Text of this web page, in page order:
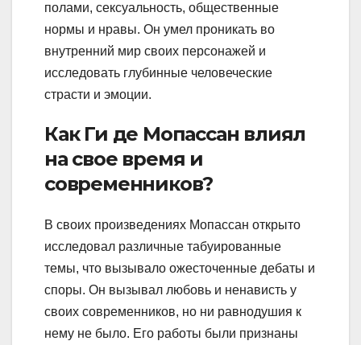
полами, сексуальность, общественные
нормы и нравы. Он умел проникать во
внутренний мир своих персонажей и
исследовать глубинные человеческие
страсти и эмоции.
Как Ги де Мопассан влиял
на свое время и
современников?
В своих произведениях Мопассан открыто
исследовал различные табуированные
темы, что вызывало ожесточенные дебаты и
споры. Он вызывал любовь и ненависть у
своих современников, но ни равнодушия к
нему не было. Его работы были признаны